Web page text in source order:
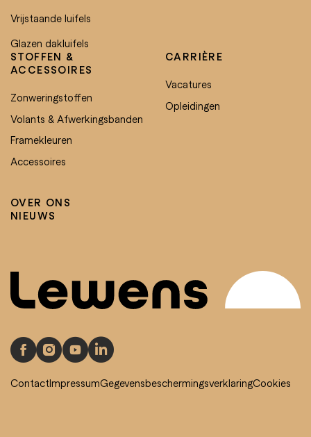
OVER ONS
NIEUWS
Vrijstaande luifels
Glazen dakluifels
STOFFEN &
ACCESSOIRES
Zonweringstoffen
Volants & Afwerkingsbanden
Framekleuren
Accessoires
CARRIÈRE
Vacatures
Opleidingen
ContactImpressumGegevensbeschermingsverklaringCookies